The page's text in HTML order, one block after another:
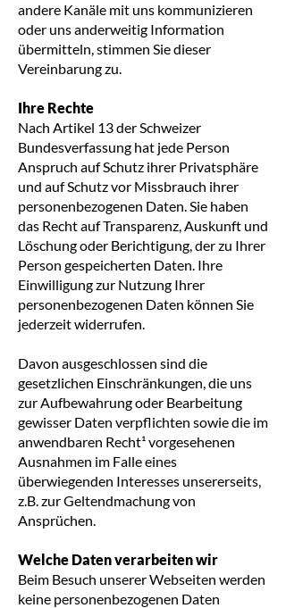
andere Kanäle mit uns kommunizieren
oder uns anderweitig Information
übermitteln, stimmen Sie dieser
Vereinbarung zu.
Ihre Rechte
Nach Artikel 13 der Schweizer
Bundesverfassung hat jede Person
Anspruch auf Schutz ihrer Privatsphäre
und auf Schutz vor Missbrauch ihrer
personenbezogenen Daten. Sie haben
das Recht auf Transparenz, Auskunft und
Löschung oder Berichtigung, der zu Ihrer
Person gespeicherten Daten. Ihre
Einwilligung zur Nutzung Ihrer
personenbezogenen Daten können Sie
jederzeit widerrufen.
Davon ausgeschlossen sind die
gesetzlichen Einschränkungen, die uns
zur Aufbewahrung oder Bearbeitung
gewisser Daten verpflichten sowie die im
anwendbaren Recht¹vorgesehenen
Ausnahmen im Falle eines
überwiegenden Interesses unsererseits,
z.B. zur Geltendmachung von
Ansprüchen.
Welche Daten verarbeiten wir
Beim Besuch unserer Webseiten werden
keine personenbezogenen Daten